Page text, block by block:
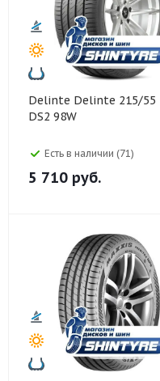
Delinte Delinte 215/55 R17
DS2 98W
Есть в наличии (71)
5 710 руб.